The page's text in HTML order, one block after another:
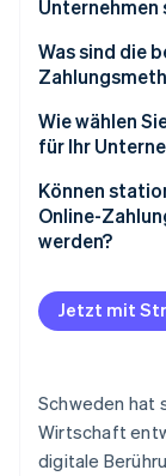
Breite
PSD2-
Unternehmen
Was sind die
Debitkarten
„Jetzt kaufen,
later)
Wie wählen
für Ihr
Einfache
Transparente
Sichtbarkeit,
Können
Online-
werden?
Eine
Konsistente
Weniger
Hilfe bei der
Jetzt mit
Schweden hat
Wirtschaft
digitale